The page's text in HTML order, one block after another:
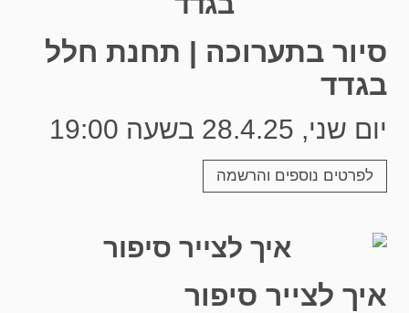
סיור בתערוכה | תחנת חלל
בגדד
יום שני, 28.4.25 בשעה 19:00
לפרטים נוספים והרשמה
איך לצייר סיפור